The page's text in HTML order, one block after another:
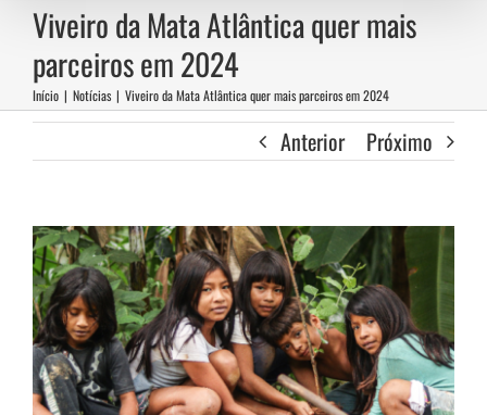
Viveiro da Mata Atlântica quer mais
parceiros em 2024
Início | Notícias | Viveiro da Mata Atlântica quer mais parceiros em 2024
Anterior Próximo
View
Larger
Image